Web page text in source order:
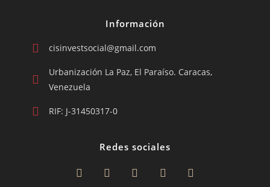
Información
cisinvestsocial@gmail.com
Urbanización La Paz, El Paraíso. Caracas,
Venezuela
RIF: J-31450317-0
Redes sociales